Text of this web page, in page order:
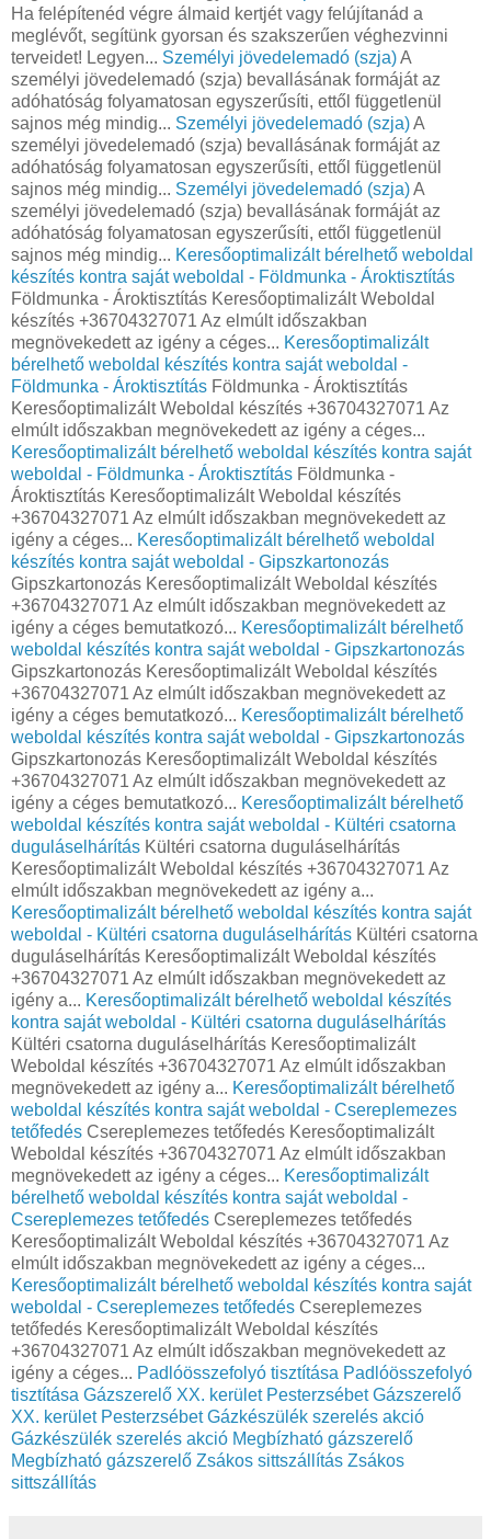
Ha felépítenéd végre álmaid kertjét vagy felújítanád a
meglévőt, segítünk gyorsan és szakszerűen véghezvinni
terveidet! Legyen... Személyi jövedelemadó (szja)A
személyi jövedelemadó (szja) bevallásának formáját az
adóhatóság folyamatosan egyszerűsíti, ettől függetlenül
sajnos még mindig... Személyi jövedelemadó (szja)A
személyi jövedelemadó (szja) bevallásának formáját az
adóhatóság folyamatosan egyszerűsíti, ettől függetlenül
sajnos még mindig... Személyi jövedelemadó (szja)A
személyi jövedelemadó (szja) bevallásának formáját az
adóhatóság folyamatosan egyszerűsíti, ettől függetlenül
sajnos még mindig... Keresőoptimalizált bérelhető weboldal
készítés kontra saját weboldal - Földmunka - Ároktisztítás
Földmunka - Ároktisztítás Keresőoptimalizált Weboldal
készítés +36704327071 Az elmúlt időszakban
megnövekedett az igény a céges... Keresőoptimalizált
bérelhető weboldal készítés kontra saját weboldal -
Földmunka - Ároktisztítás Földmunka - Ároktisztítás
Keresőoptimalizált Weboldal készítés +36704327071 Az
elmúlt időszakban megnövekedett az igény a céges...
Keresőoptimalizált bérelhető weboldal készítés kontra saját
weboldal - Földmunka - Ároktisztítás Földmunka -
Ároktisztítás Keresőoptimalizált Weboldal készítés
+36704327071 Az elmúlt időszakban megnövekedett az
igény a céges... Keresőoptimalizált bérelhető weboldal
készítés kontra saját weboldal - Gipszkartonozás
Gipszkartonozás Keresőoptimalizált Weboldal készítés
+36704327071 Az elmúlt időszakban megnövekedett az
igény a céges bemutatkozó... Keresőoptimalizált bérelhető
weboldal készítés kontra saját weboldal - Gipszkartonozás
Gipszkartonozás Keresőoptimalizált Weboldal készítés
+36704327071 Az elmúlt időszakban megnövekedett az
igény a céges bemutatkozó... Keresőoptimalizált bérelhető
weboldal készítés kontra saját weboldal - Gipszkartonozás
Gipszkartonozás Keresőoptimalizált Weboldal készítés
+36704327071 Az elmúlt időszakban megnövekedett az
igény a céges bemutatkozó... Keresőoptimalizált bérelhető
weboldal készítés kontra saját weboldal - Kültéri csatorna
duguláselhárítás Kültéri csatorna duguláselhárítás
Keresőoptimalizált Weboldal készítés +36704327071 Az
elmúlt időszakban megnövekedett az igény a...
Keresőoptimalizált bérelhető weboldal készítés kontra saját
weboldal - Kültéri csatorna duguláselhárítás Kültéri csatorna
duguláselhárítás Keresőoptimalizált Weboldal készítés
+36704327071 Az elmúlt időszakban megnövekedett az
igény a... Keresőoptimalizált bérelhető weboldal készítés
kontra saját weboldal - Kültéri csatorna duguláselhárítás
Kültéri csatorna duguláselhárítás Keresőoptimalizált
Weboldal készítés +36704327071 Az elmúlt időszakban
megnövekedett az igény a... Keresőoptimalizált bérelhető
weboldal készítés kontra saját weboldal - Csereplemezes
tetőfedés Csereplemezes tetőfedés Keresőoptimalizált
Weboldal készítés +36704327071 Az elmúlt időszakban
megnövekedett az igény a céges... Keresőoptimalizált
bérelhető weboldal készítés kontra saját weboldal -
Csereplemezes tetőfedés Csereplemezes tetőfedés
Keresőoptimalizált Weboldal készítés +36704327071 Az
elmúlt időszakban megnövekedett az igény a céges...
Keresőoptimalizált bérelhető weboldal készítés kontra saját
weboldal - Csereplemezes tetőfedés Csereplemezes
tetőfedés Keresőoptimalizált Weboldal készítés
+36704327071 Az elmúlt időszakban megnövekedett az
igény a céges... Padlóösszefolyó tisztítása Padlóösszefolyó
tisztítása Gázszerelő XX. kerület Pesterzsébet Gázszerelő
XX. kerület Pesterzsébet Gázkészülék szerelés akció
Gázkészülék szerelés akció Megbízható gázszerelő
Megbízható gázszerelő Zsákos sittszállítás Zsákos
sittszállítás